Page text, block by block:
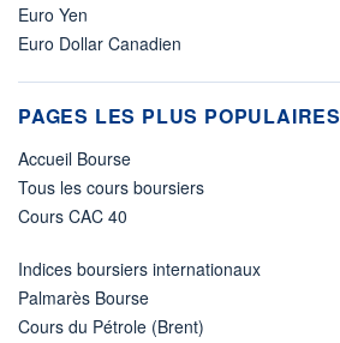
Euro Yen
Euro Dollar Canadien
PAGES LES PLUS POPULAIRES
Accueil Bourse
Tous les cours boursiers
Cours CAC 40
Indices boursiers internationaux
Palmarès Bourse
Cours du Pétrole (Brent)